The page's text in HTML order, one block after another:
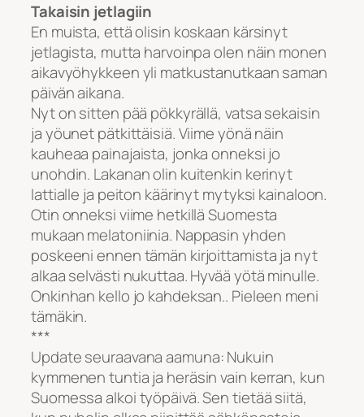
Takaisin jetlagiin
En muista, että olisin koskaan kärsinyt
jetlagista, mutta harvoinpa olen näin monen
aikavyöhykkeen yli matkustanutkaan saman
päivän aikana.
Nyt on sitten pää pökkyrällä, vatsa sekaisin
ja yöunet pätkittäisiä. Viime yönä näin
kauheaa painajaista, jonka onneksi jo
unohdin. Lakanan olin kuitenkin kerinyt
lattialle ja peiton käärinyt mytyksi kainaloon.
Otin onneksi viime hetkillä Suomesta
mukaan melatoniinia. Nappasin yhden
poskeeni ennen tämän kirjoittamista ja nyt
alkaa selvästi nukuttaa. Hyvää yötä minulle.
Onkinhan kello jo kahdeksan.. Pieleen meni
tämäkin.
***
Update seuraavana aamuna: Nukuin
kymmenen tuntia ja heräsin vain kerran, kun
Suomessa alkoi työpäivä. Sen tietää siitä,